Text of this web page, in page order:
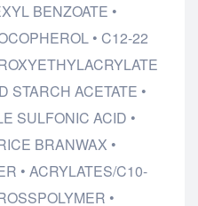
BENZOATE •
• C12-22
STARCH ACETATE •
SULFONIC ACID •
BRANWAX •
• ACRYLATES/C10-
•